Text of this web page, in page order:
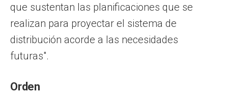
que sustentan las planificaciones que se
realizan para proyectar el sistema de
distribución acorde a las necesidades
futuras".
Orden